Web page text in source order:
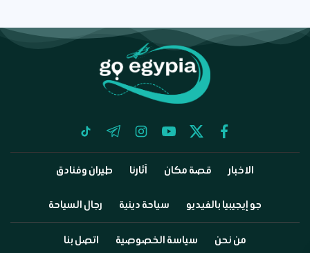
facebook
twitter
youtube
instagram
telegram
tiktok
الاخبار قصة مكان آثارنا طيران وفنادق
جو إيجيبيا بالفيديو سياحة دينية رجال السياحة
من نحن سياسة الخصوصية اتصل بنا